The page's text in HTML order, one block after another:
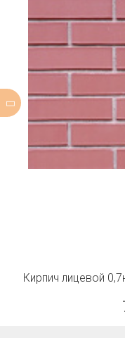
Кирпич лицевой